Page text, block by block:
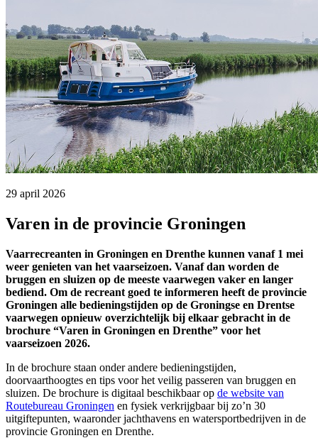
29 april 2026
Varen in de provincie Groningen
Vaarrecreanten in Groningen en Drenthe kunnen vanaf 1 mei
weer genieten van het vaarseizoen. Vanaf dan worden de
bruggen en sluizen op de meeste vaarwegen vaker en langer
bediend. Om de recreant goed te informeren heeft de provincie
Groningen alle bedieningstijden op de Groningse en Drentse
vaarwegen opnieuw overzichtelijk bij elkaar gebracht in de
brochure “Varen in Groningen en Drenthe” voor het
vaarseizoen 2026.
In de brochure staan onder andere bedieningstijden,
doorvaarthoogtes en tips voor het veilig passeren van bruggen en
sluizen. De brochure is digitaal beschikbaar op de website van
Routebureau Groningen en fysiek verkrijgbaar bij zo’n 30
uitgiftepunten, waaronder jachthavens en watersportbedrijven in de
provincie Groningen en Drenthe.